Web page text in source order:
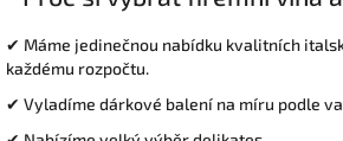
✔ Máme jedinečnou nabídku kvalitních
každému rozpočtu.
✔ Vyladíme dárkové balení na míru podle